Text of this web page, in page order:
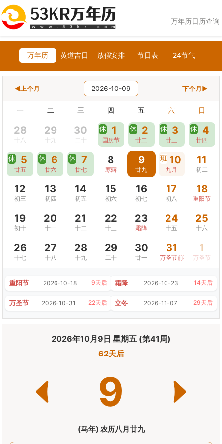
万年历日历查询
万年历 黄道吉日 放假安排 节日表 24节气
◀上个月 2026-10-09 下个月▶
一 二 三 四 五 六 日
28
十八
29
十九
30
二十
休 1
国庆节
休 2
廿二
休 3
廿三
休 4
廿四
休 5
廿五
休 6
廿六
休 7
廿七
8
寒露
9
廿九
班 10
九月
11
初二
12
初三
13
初四
14
初五
15
初六
16
初七
17
初八
18
重阳节
19
初十
20
十一
21
十二
22
十三
23
霜降
24
十五
25
十六
26
十七
27
十八
28
十九
29
二十
30
廿一
31
万圣节前夜
1
万圣节
重阳节 2026-10-18 9天后 霜降 2026-10-23 14天后
万圣节 2026-10-31 22天后 立冬 2026-11-07 29天后
2026年10月9日 星期五 (第41周)
62天后
9
(马年) 农历八月廿九